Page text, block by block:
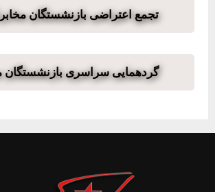
تجمع اعتراضی بازنشستگان
گردهمایی سراسری بازنشستگان